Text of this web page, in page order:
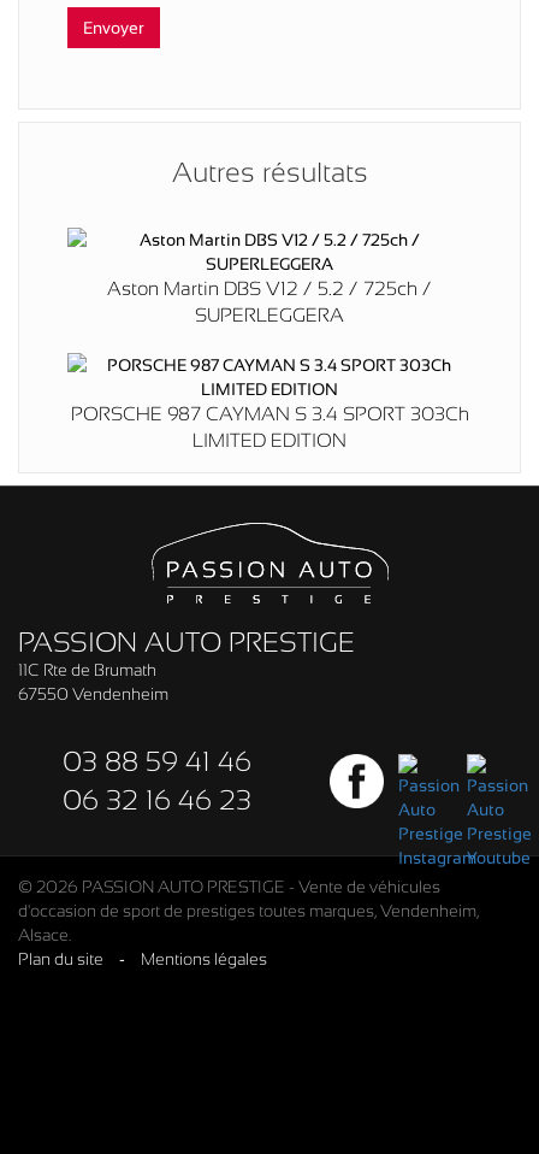
Autres résultats
Aston Martin DBS V12 / 5.2 / 725ch /
SUPERLEGGERA
PORSCHE 987 CAYMAN S 3.4 SPORT 303Ch
LIMITED EDITION
PASSION AUTO PRESTIGE
11C Rte de Brumath
67550 Vendenheim
03 88 59 41 46
06 32 16 46 23
© 2026 PASSION AUTO PRESTIGE - Vente de véhicules
d'occasion de sport de prestiges toutes marques, Vendenheim,
Alsace.
Plan du site
- Mentions légales